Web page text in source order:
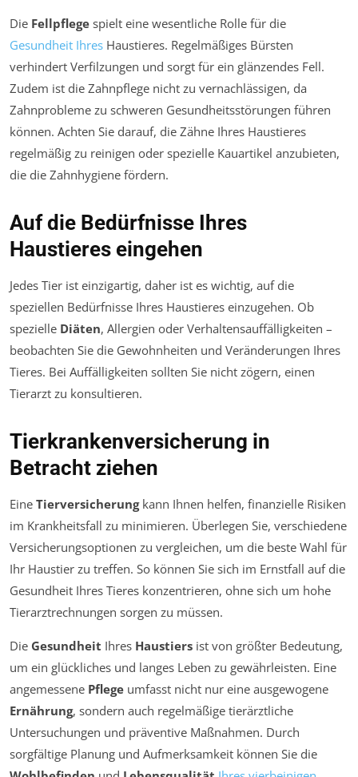
Die Fellpflege spielt eine wesentliche Rolle für die
Gesundheit Ihres Haustieres. Regelmäßiges Bürsten
verhindert Verfilzungen und sorgt für ein glänzendes Fell.
Zudem ist die Zahnpflege nicht zu vernachlässigen, da
Zahnprobleme zu schweren Gesundheitsstörungen führen
können. Achten Sie darauf, die Zähne Ihres Haustieres
regelmäßig zu reinigen oder spezielle Kauartikel anzubieten,
die die Zahnhygiene fördern.
Auf die Bedürfnisse Ihres
Haustieres eingehen
Jedes Tier ist einzigartig, daher ist es wichtig, auf die
speziellen Bedürfnisse Ihres Haustieres einzugehen. Ob
spezielle Diäten, Allergien oder Verhaltensauffälligkeiten –
beobachten Sie die Gewohnheiten und Veränderungen Ihres
Tieres. Bei Auffälligkeiten sollten Sie nicht zögern, einen
Tierarzt zu konsultieren.
Tierkrankenversicherung in
Betracht ziehen
Eine Tierversicherungkann Ihnen helfen, finanzielle Risiken
im Krankheitsfall zu minimieren. Überlegen Sie, verschiedene
Versicherungsoptionen zu vergleichen, um die beste Wahl für
Ihr Haustier zu treffen. So können Sie sich im Ernstfall auf die
Gesundheit Ihres Tieres konzentrieren, ohne sich um hohe
Tierarztrechnungen sorgen zu müssen.
Die Gesundheit Ihres Haustiers ist von größter Bedeutung,
um ein glückliches und langes Leben zu gewährleisten. Eine
angemessene Pflege umfasst nicht nur eine ausgewogene
Ernährung, sondern auch regelmäßige tierärztliche
Untersuchungen und präventive Maßnahmen. Durch
sorgfältige Planung und Aufmerksamkeit können Sie die